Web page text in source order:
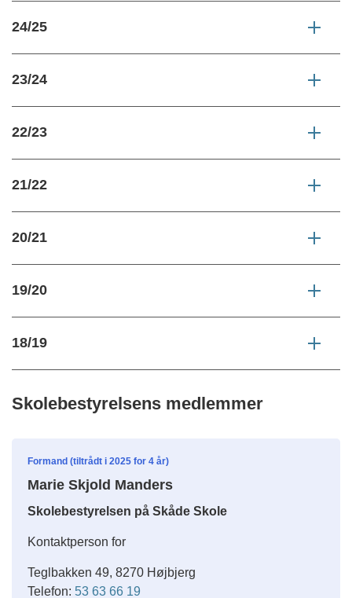
24/25
23/24
22/23
21/22
20/21
19/20
18/19
Skolebestyrelsens medlemmer
Formand (tiltrådt i 2025 for 4 år)
Marie Skjold Manders
Skolebestyrelsen på Skåde Skole
Kontaktperson for
Teglbakken 49, 8270 Højbjerg
Telefon: 53 63 66 19